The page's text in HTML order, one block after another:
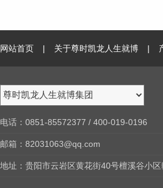
网站首页 | 关于尊时凯龙人生就博 |
电话：0851-85572377 / 400-019-0196
邮箱：82031063@qq.com
地址：贵阳市云岩区黄花街40号檀溪谷小